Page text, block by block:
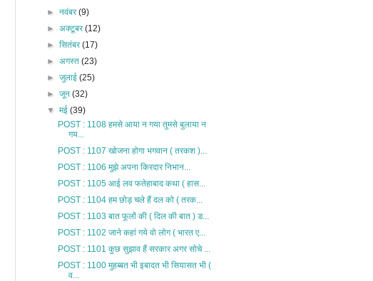
►नवंबर(9)
►अक्टूबर(12)
►सितंबर(17)
►अगस्त(23)
►जुलाई(25)
►जून(32)
▼मई(39)
POST : 1108 हमसे आया न गया तुमसे बुलाया न
गय...
POST : 1107 खोजना होगा भगवान ( तरकश )...
POST : 1106 मुझे अपना किरदार निभान...
POST : 1105 आई लव फतेहाबाद कथा ( हास...
POST : 1104 हम छोड़ चले हैं दल को ( तरक...
POST : 1103 बात फूलों की ( दिल की बात ) ड...
POST : 1102 जाने कहां गये वो लोग ( भारत ए...
POST : 1101 कुछ सुझाव हैं सरकार अगर सोचे ...
POST : 1100 मुहब्बत भी इबादत भी सियासत भी (
व...